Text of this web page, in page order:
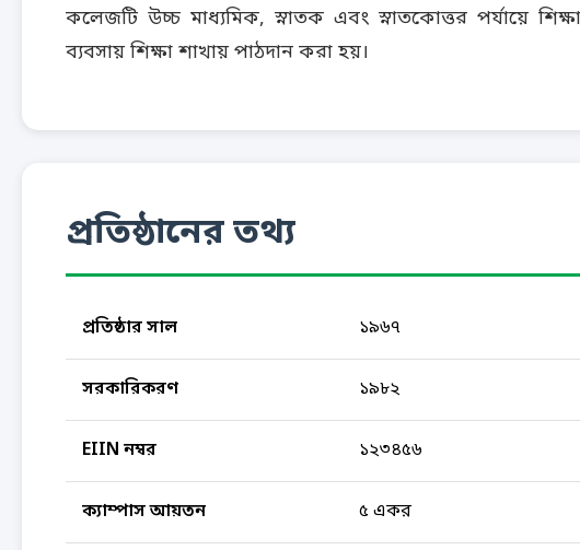
কলেজটি উচ্চ মাধ্যমিক, স্নাতক এবং স্নাতকোত্তর পর্যায়ে
ব্যবসায় শিক্ষা শাখায় পাঠদান করা হয়।
প্রতিষ্ঠানের তথ্য
প্রতিষ্ঠার সাল ১৯৬৭
সরকারিকরণ ১৯৮২
EIIN নম্বর ১২৩৪৫৬
ক্যাম্পাস আয়তন ৫ একর